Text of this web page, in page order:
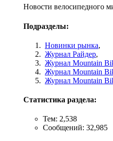
Новости велосипедного
Подразделы:
Новинки рынка,
Журнал Райдер,
Журнал Mountain
Журнал Mountain
Журнал Mountain
Статистика раздела:
Тем: 2,538
Сообщений: 32,985